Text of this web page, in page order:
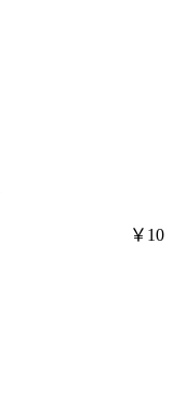
￥10